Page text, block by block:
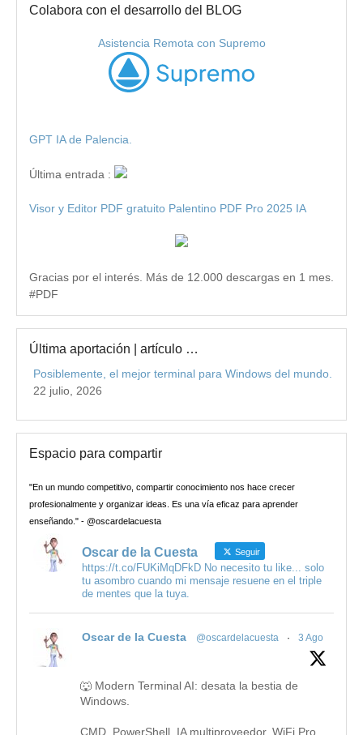
Colabora con el desarrollo del BLOG
Asistencia Remota con Supremo
GPT IA de Palencia.
Última entrada :
Visor y Editor PDF gratuito Palentino PDF Pro 2025 IA
Gracias por el interés. Más de 12.000 descargas en 1 mes.
#PDF
Última aportación | artículo …
Posiblemente, el mejor terminal para Windows del mundo.
22 julio, 2026
Espacio para compartir
"En un mundo competitivo, compartir conocimiento nos hace crecer
profesionalmente y organizar ideas. Es una vía eficaz para aprender
enseñando." - @oscardelacuesta
Oscar de la Cuesta Seguir
https://t.co/FUKiMqDFkD No necesito tu like... solo
tu asombro cuando mi mensaje resuene en el triple
de mentes que la tuya.
Oscar de la Cuesta @oscardelacuesta · 3 Ago
🐺 Modern Terminal AI: desata la bestia de
Windows.
CMD, PowerShell, IA multiproveedor, WiFi Pro,